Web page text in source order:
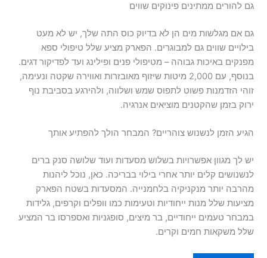
גם להורים ממתינים פינוקים שווים
גם אם מגלשות מים הן לא בדיוק כוס התה שלך, יש לא מעט
בילויים שווים גם למבוגרים. הפארק מציע שלל טיפולי ספא
מפנקים באיכות גבוהה – מטיפולי פנים ופילינג ועד לפדיקור דגים.
בנוסף, עם 2,000 מיטות שיזוף מאובזרות ואווירה שקטה ונעימה,
זוהי הזדמנות פשוט לתפוס שמש ושלווה, ולהירגע בסביבת נוף
ירוק בזמן שהקטנים מוציאים אנרגיה.
הגיע הזמן לנשנוש צוהריים? המבחר הולך להפתיע אותך
יש לך מגוון אפשרויות בשלוש מסעדות ועוד שלושה סנק ברים
לנשנושים קלים יותר אחרי בילוי בבריכה. כאן, נוכל ליהנות
מהרבה יותר מנקניקיה בלחמנייה. המסעדות בשטח הפארק
מציעות שלל מנות ייחודיות וטעימות כמו וופלים וקרפים, גלידות
במבחר טעמים ייחודיים, בר מיצים, סופגניות ואספרסו בר המציע
שלל משקאות חמים וקרים.